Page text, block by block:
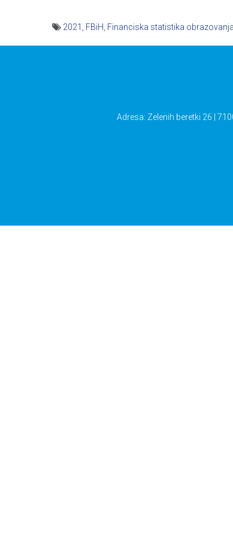
2021 FBiH Financiska statistika obrazovanja
Adresa: Zelenih beretki 26 |